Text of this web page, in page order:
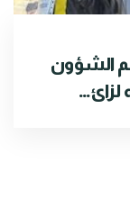
الشؤون
لزائ...